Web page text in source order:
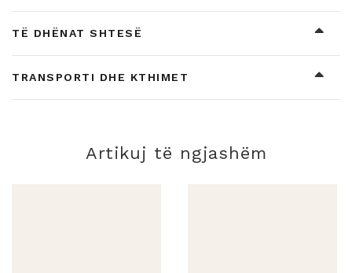
TË DHËNAT SHTESË
TRANSPORTI DHE KTHIMET
Artikuj të ngjashëm